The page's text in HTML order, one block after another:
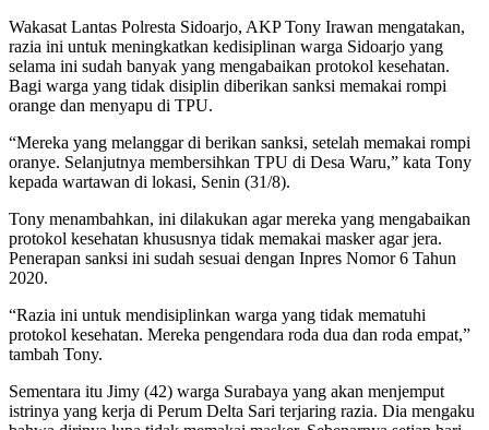
Wakasat Lantas Polresta Sidoarjo, AKP Tony Irawan mengatakan,
razia ini untuk meningkatkan kedisiplinan warga Sidoarjo yang
selama ini sudah banyak yang mengabaikan protokol kesehatan.
Bagi warga yang tidak disiplin diberikan sanksi memakai rompi
orange dan menyapu di TPU.
“Mereka yang melanggar di berikan sanksi, setelah memakai rompi
oranye. Selanjutnya membersihkan TPU di Desa Waru,” kata Tony
kepada wartawan di lokasi, Senin (31/8).
Tony menambahkan, ini dilakukan agar mereka yang mengabaikan
protokol kesehatan khususnya tidak memakai masker agar jera.
Penerapan sanksi ini sudah sesuai dengan Inpres Nomor 6 Tahun
2020.
“Razia ini untuk mendisiplinkan warga yang tidak mematuhi
protokol kesehatan. Mereka pengendara roda dua dan roda empat,”
tambah Tony.
Sementara itu Jimy (42) warga Surabaya yang akan menjemput
istrinya yang kerja di Perum Delta Sari terjaring razia. Dia mengaku